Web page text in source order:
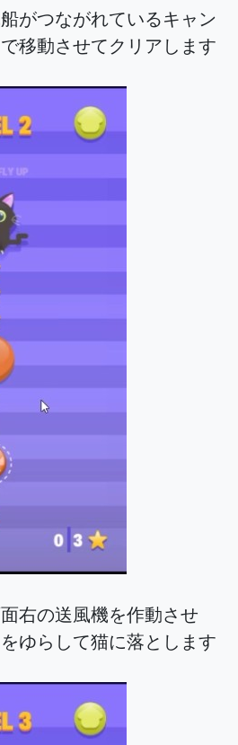
がつながれているキャン
移動させてクリアします
右の送風機を作動させ
ゆらして猫に落とします